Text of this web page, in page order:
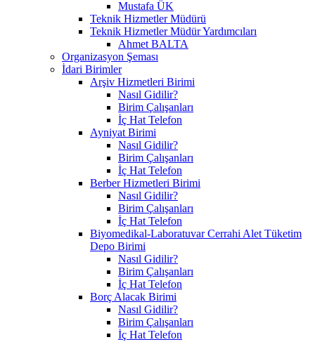
Mustafa ÜK
Teknik Hizmetler Müdürü
Teknik Hizmetler Müdür Yardımcıları
Ahmet BALTA
Organizasyon Şeması
İdari Birimler
Arşiv Hizmetleri Birimi
Nasıl Gidilir?
Birim Çalışanları
İç Hat Telefon
Ayniyat Birimi
Nasıl Gidilir?
Birim Çalışanları
İç Hat Telefon
Berber Hizmetleri Birimi
Nasıl Gidilir?
Birim Çalışanları
İç Hat Telefon
Biyomedikal-Laboratuvar Cerrahi Alet Tüketim
Depo Birimi
Nasıl Gidilir?
Birim Çalışanları
İç Hat Telefon
Borç Alacak Birimi
Nasıl Gidilir?
Birim Çalışanları
İç Hat Telefon